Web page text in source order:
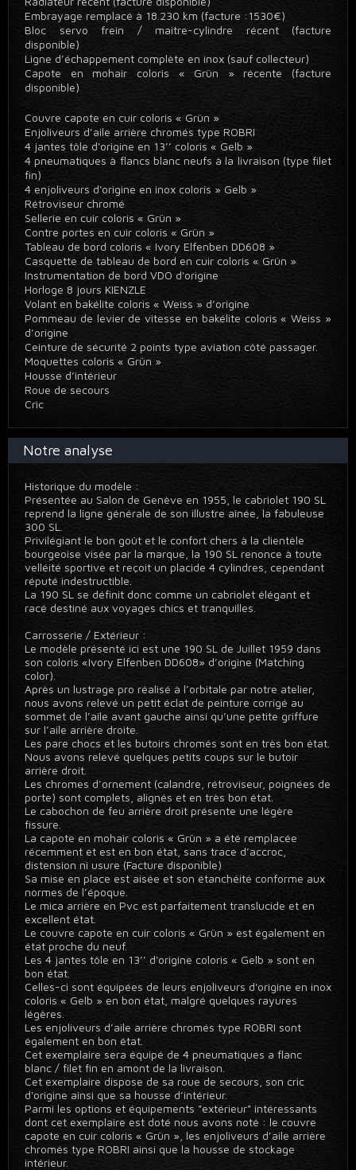
Embrayage remplacé à 18.230 km (facture :1530€)
Bloc servo frein / maitre-cylindre récent (facture
disponible)
Ligne d’échappement complète en inox (sauf collecteur)
Capote en mohair coloris « Grün » récente (facture
disponible)
Couvre capote en cuir coloris « Grün »
Enjoliveurs d’aile arrière chromés type ROBRI
4 jantes tôle d'origine en 13’’ coloris « Gelb »
4 pneumatiques à flancs blanc neufs à la livraison (type filet
fin)
4 enjoliveurs d'origine en inox coloris » Gelb »
Rétroviseur chromé
Sellerie en cuir coloris « Grün »
Contre portes en cuir coloris « Grün »
Tableau de bord coloris « Ivory Elfenben DD608 »
Casquette de tableau de bord en cuir coloris « Grün »
Instrumentation de bord VDO d'origine
Horloge 8 jours KIENZLE
Volant en bakélite coloris « Weiss » d’origine
Pommeau de levier de vitesse en bakélite coloris « Weiss »
d’origine
Ceinture de sécurité 2 points type aviation côté passager.
Moquettes coloris « Grün »
Housse d’intérieur
Roue de secours
Cric
Notre analyse
Historique du modèle :
Présentée au Salon de Genève en 1955, le cabriolet 190 SL
reprend la ligne générale de son illustre aînée, la fabuleuse
300 SL.
Privilégiant le bon goût et le confort chers à la clientèle
bourgeoise visée par la marque, la 190 SL renonce à toute
velléité sportive et reçoit un placide 4 cylindres, cependant
réputé indestructible.
La 190 SL se définit donc comme un cabriolet élégant et
racé destiné aux voyages chics et tranquilles.
Carrosserie / Extérieur :
Le modèle présenté ici est une 190 SL de Juillet 1959 dans
son coloris «Ivory Elfenben DD608» d’origine (Matching
color).
Après un lustrage pro réalisé à l’orbitale par notre atelier,
nous avons relevé un petit éclat de peinture corrigé au
sommet de l’aile avant gauche ainsi qu’une petite griffure
sur l’aile arrière droite.
Les pare chocs et les butoirs chromés sont en très bon état.
Nous avons relevé quelques petits coups sur le butoir
arrière droit.
Les chromes d’ornement (calandre, rétroviseur, poignées de
porte) sont complets, alignés et en très bon état.
Le cabochon de feu arrière droit présente une légère
fissure.
La capote en mohair coloris « Grün » a été remplacée
récemment et est en bon état, sans trace d’accroc,
distension ni usure (Facture disponible)
Sa mise en place est aisée et son étanchéité conforme aux
normes de l’époque.
Le mica arrière en Pvc est parfaitement translucide et en
excellent état.
Le couvre capote en cuir coloris « Grün » est également en
état proche du neuf.
Les 4 jantes tôle en 13’’ d'origine coloris « Gelb » sont en
bon état.
Celles-ci sont équipées de leurs enjoliveurs d'origine en inox
coloris « Gelb » en bon état, malgré quelques rayures
légères.
Les enjoliveurs d’aile arrière chromés type ROBRI sont
également en bon état.
Cet exemplaire sera équipé de 4 pneumatiques a flanc
blanc / filet fin en amont de la livraison.
Cet exemplaire dispose de sa roue de secours, son cric
d'origine ainsi que sa housse d’intérieur.
Parmi les options et équipements "extérieur" intéressants
dont cet exemplaire est doté nous avons noté : le couvre
capote en cuir coloris « Grün », les enjoliveurs d’aile arrière
chromés type ROBRI ainsi que la housse de stockage
intérieur.